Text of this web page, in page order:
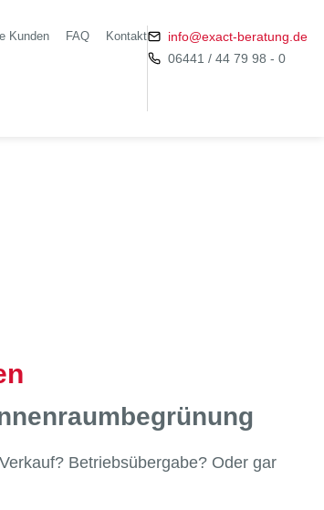
Kunden FAQ Kontakt
info@exact-beratung.de
06441 / 44 79 98 - 0
Betriebsübergabe? Oder gar